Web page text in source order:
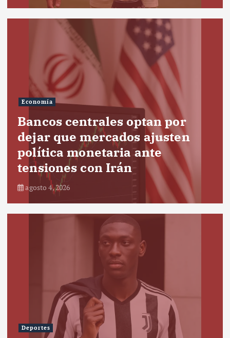
Economía
Bancos centrales optan por
dejar que mercados ajusten
política monetaria ante
tensiones con Irán
agosto 4, 2026
Deportes